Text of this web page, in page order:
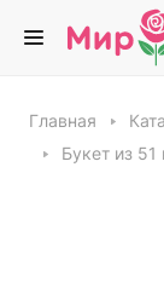
Главная
Букет из